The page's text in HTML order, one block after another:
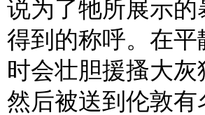
说为了牠所展示
得到的称呼。在平
时会壮胆援搔大
然后被送到伦敦